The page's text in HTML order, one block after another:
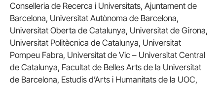
Conselleria de Recerca i Universitats, Ajuntament de
Barcelona, Universitat Autònoma de Barcelona,
Universitat Oberta de Catalunya, Universitat de Girona,
Universitat Politècnica de Catalunya, Universitat
Pompeu Fabra, Universitat de Vic – Universitat Central
de Catalunya, Facultat de Belles Arts de la Universitat
de Barcelona, Estudis d’Arts i Humanitats de la UOC,